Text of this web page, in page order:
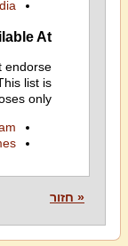
At
endorse
list is
only.
« חזור